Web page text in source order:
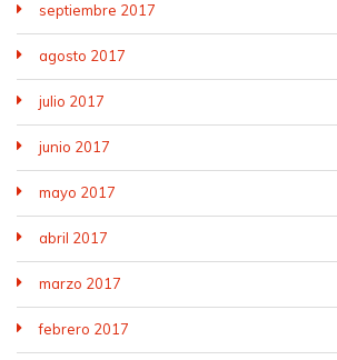
septiembre 2017
agosto 2017
julio 2017
junio 2017
mayo 2017
abril 2017
marzo 2017
febrero 2017